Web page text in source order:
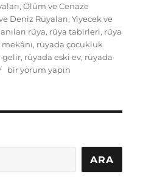
,Ölüm ve Cenaze
Deniz Rüyaları,Yiyecek ve
rüya, rüya tabirleri, rüya
, rüyada çocukluk
gelir, rüyada eski ev, rüyada
Rüyada
gelir
bir yorum yapın
ARA